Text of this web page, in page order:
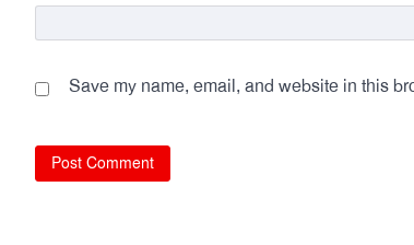
Save my name, email, and website in this